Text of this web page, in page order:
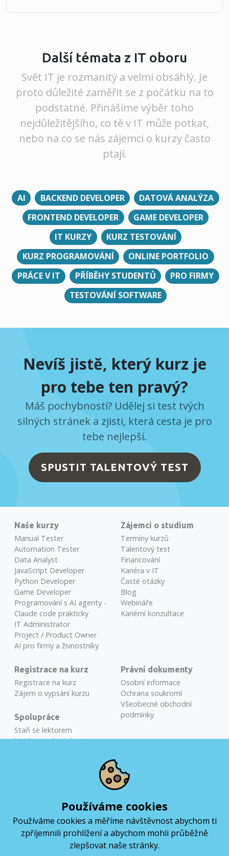
Používáme cookies
Používáme cookies a měříme návštěvnost abychom ti
zpříjemnili prohlížení a abychom mohli průběžně
zlepšovat naše stránky.
Miloslav Běťák
+420 724 384 092
miloslav@coderslab.cz
Další témata z IT oboru
Svět IT je rozmanitý a velmi obsáhlý. Je
proto důležité zaměřit se z počátku na to
podstatné. Přinášíme výběr toho
nejdůležitějšího, co tě v IT může potkat,
nebo na co se nás zájemci o kurzy často
ptají.
AI BACKEND DEVELOPER
DATOVÁ ANALÝZA
FRONTEND DEVELOPER
GAME DEVELOPER
IT KURZY
KURZ TESTOVÁNÍ
KURZ PROGRAMOVÁNÍ
ONLINE PORTFOLIO
PRÁCE V IT
PŘÍBĚHY STUDENTŮ
PRO FIRMY
TESTOVÁNÍ SOFTWARE
Nevíš jistě, který kurz je
pro tebe ten pravý?
Máš pochybnosti? Udělej si test tvých
silných stránek a zjisti, která cesta je pro
tebe nejlepší.
SPUSTIT TALENTOVÝ TEST
Naše kurzy
Manual Tester
Automation Tester
Data Analyst
JavaScript Developer
Python Developer
Game Developer
Programování s AI agenty -
Claude code prakticky
IT Administrator
Project / Product Owner
AI pro firmy a živnostníky
Zájemci o studium
Termíny kurzů
Talentový test
Financování
Kariéra v IT
Časté otázky
Blog
Webináře
Kariérní konzultace
Registrace na kurz
Registrace na kurz
Zájem o vypsání kurzu
Spolupráce
Staň se lektorem
Najdeme vám talenty
Právní dokumenty
Osobní informace
Ochrana soukromí
Všeobecné obchodní
podmínky
Coders Lab CZ & SK by LifeScale © 2012-2026. Službu